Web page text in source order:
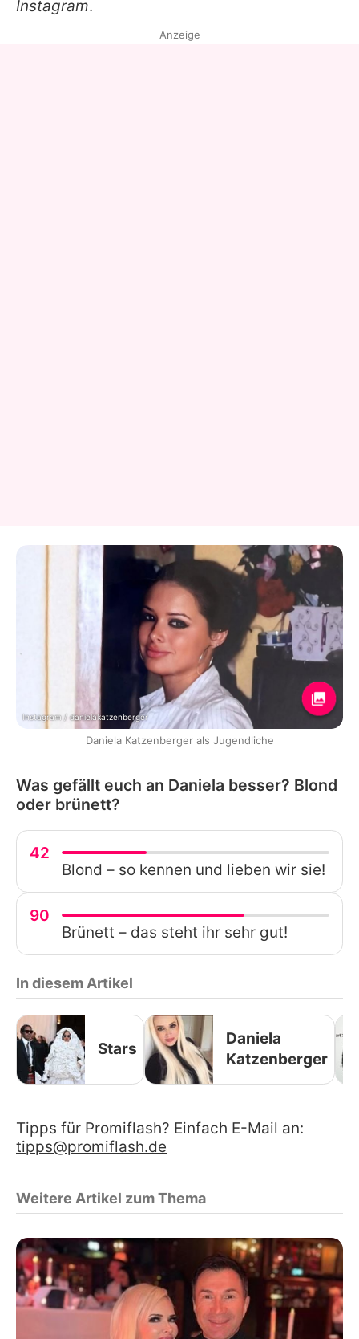
Instagram.
Anzeige
Instagram / danielakatzenberger
Daniela Katzenberger als Jugendliche
Was gefällt euch an Daniela besser? Blond
oder brünett?
42
Blond – so kennen und lieben wir sie!
90
Brünett – das steht ihr sehr gut!
In diesem Artikel
Stars
Daniela
Katzenberger
Tipps für Promiflash? Einfach E-Mail an:
tipps@promiflash.de
Weitere Artikel zum Thema